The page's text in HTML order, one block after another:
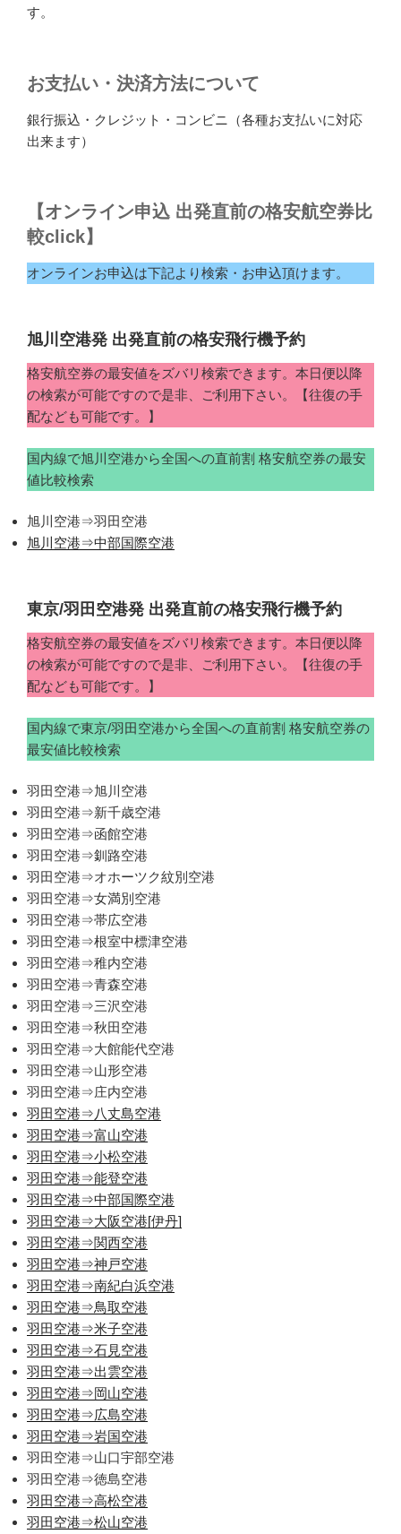
す。
お支払い・決済方法について
銀行振込・クレジット・コンビニ（各種お支払いに対応
出来ます）
【オンライン申込 出発直前の格安航空券比
較click】
オンラインお申込は下記より検索・お申込頂けます。
旭川空港発 出発直前の格安飛行機予約
格安航空券の最安値をズバリ検索できます。本日便以降
の検索が可能ですので是非、ご利用下さい。【往復の手
配なども可能です。】
国内線で旭川空港から全国への直前割 格安航空券の最安
値比較検索
旭川空港⇒羽田空港
旭川空港⇒中部国際空港
東京/羽田空港発 出発直前の格安飛行機予約
格安航空券の最安値をズバリ検索できます。本日便以降
の検索が可能ですので是非、ご利用下さい。【往復の手
配なども可能です。】
国内線で東京/羽田空港から全国への直前割 格安航空券の
最安値比較検索
羽田空港⇒旭川空港
羽田空港⇒新千歳空港
羽田空港⇒函館空港
羽田空港⇒釧路空港
羽田空港⇒オホーツク紋別空港
羽田空港⇒女満別空港
羽田空港⇒帯広空港
羽田空港⇒根室中標津空港
羽田空港⇒稚内空港
羽田空港⇒青森空港
羽田空港⇒三沢空港
羽田空港⇒秋田空港
羽田空港⇒大館能代空港
羽田空港⇒山形空港
羽田空港⇒庄内空港
羽田空港⇒八丈島空港
羽田空港⇒富山空港
羽田空港⇒小松空港
羽田空港⇒能登空港
羽田空港⇒中部国際空港
羽田空港⇒大阪空港[伊丹]
羽田空港⇒関西空港
羽田空港⇒神戸空港
羽田空港⇒南紀白浜空港
羽田空港⇒鳥取空港
羽田空港⇒米子空港
羽田空港⇒石見空港
羽田空港⇒出雲空港
羽田空港⇒岡山空港
羽田空港⇒広島空港
羽田空港⇒岩国空港
羽田空港⇒山口宇部空港
羽田空港⇒徳島空港
羽田空港⇒高松空港
羽田空港⇒松山空港